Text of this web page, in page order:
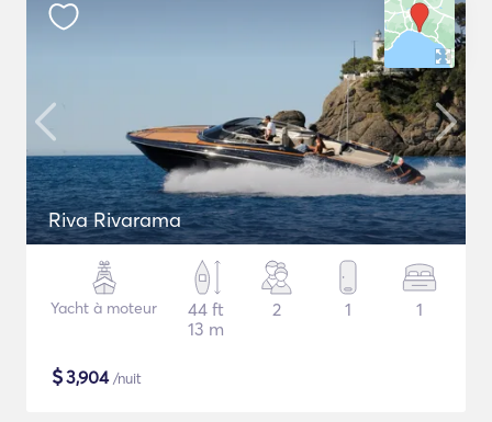
Riva Rivarama
Yacht à moteur
44 ft
13 m
2 1 1
$3,904/nuit